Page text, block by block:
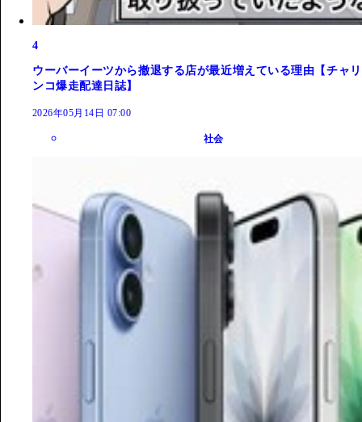
4
ウーバーイーツから撤退する店が最近増えている理由【チャリ
ンコ爆走配達日誌】
2026年05月14日 07:00
社会